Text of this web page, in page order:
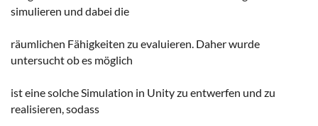
simulieren und dabei die
räumlichen Fähigkeiten zu evaluieren. Daher wurde
untersucht ob es möglich
ist eine solche Simulation in Unity zu entwerfen und zu
realisieren, sodass